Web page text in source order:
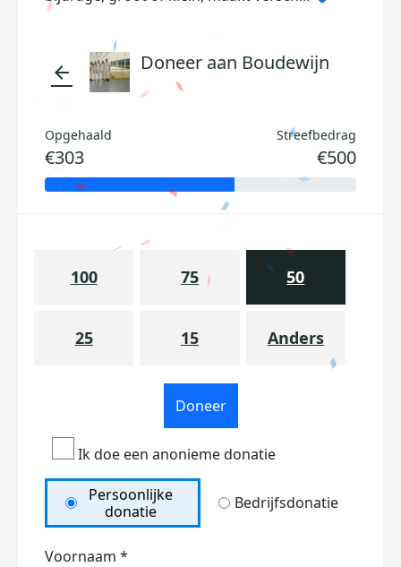
arrow_back Doneer aan Boudewijn
Opgehaald
€303
Streefbedrag
€500
100 75 50
25 15 Anders
Doneer
Ik doe een anonieme donatie
Persoonlijke
donatie
Bedrijfsdonatie
Voornaam *